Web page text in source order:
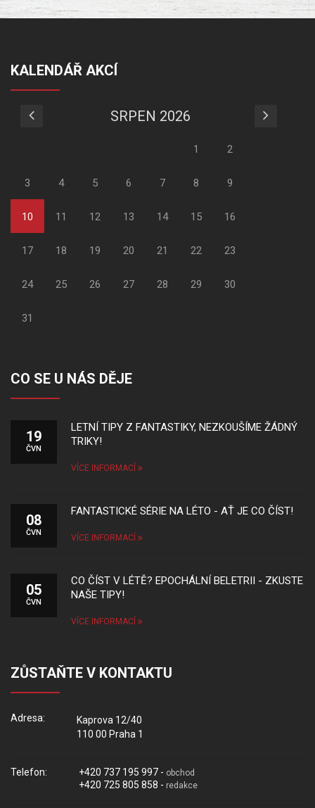
KALENDÁŘ AKCÍ
SRPEN 2026
1 2
3 4 5 6 7 8 9
10 11 12 13 14 15 16
17 18 19 20 21 22 23
24 25 26 27 28 29 30
31
CO SE U NÁS DĚJE
19
ČVN
LETNÍ TIPY Z FANTASTIKY, NEZKOUŠÍME ŽÁDNÝ
TRIKY!
VÍCE INFORMACÍ
08
ČVN
FANTASTICKÉ SÉRIE NA LÉTO - AŤ JE CO ČÍST!
VÍCE INFORMACÍ
05
ČVN
CO ČÍST V LÉTĚ? EPOCHÁLNÍ BELETRII - ZKUSTE
NAŠE TIPY!
VÍCE INFORMACÍ
ZŮSTAŇTE V KONTAKTU
Adresa:
Kaprova 12/40
110 00 Praha 1
Telefon: +420 737 195 997 - obchod
+420 725 805 858 - redakce